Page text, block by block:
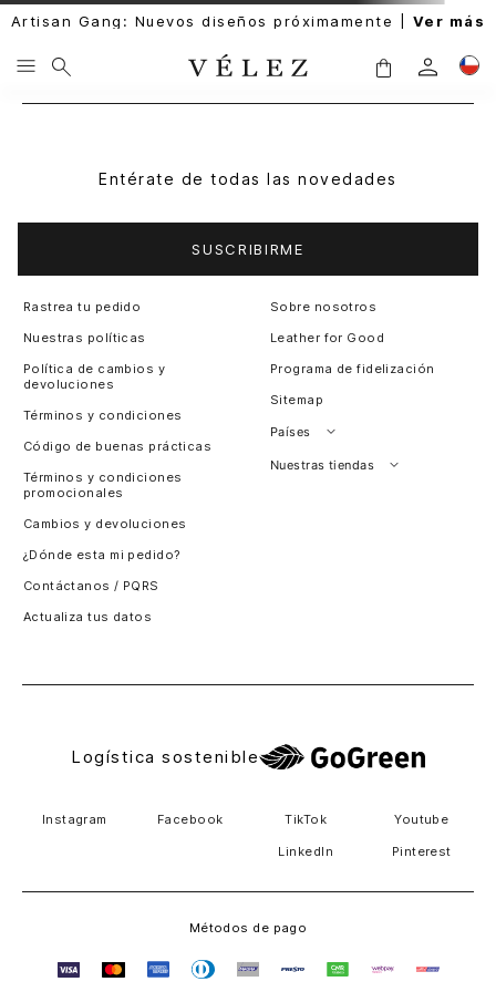
Artisan Gang: Nuevos diseños próximamente | Ver más
Entérate de todas las novedades
SUSCRIBIRME
Rastrea tu pedido
Nuestras políticas
Política de cambios y
devoluciones
Términos y condiciones
Código de buenas prácticas
Términos y condiciones
promocionales
Cambios y devoluciones
¿Dónde esta mi pedido?
Contáctanos / PQRS
Actualiza tus datos
Sobre nosotros
Leather for Good
Programa de fidelización
Sitemap
Países
Perú
Nuestras tiendas
Logística sostenible
Instagram Facebook TikTok Youtube
LinkedIn Pinterest
Métodos de pago